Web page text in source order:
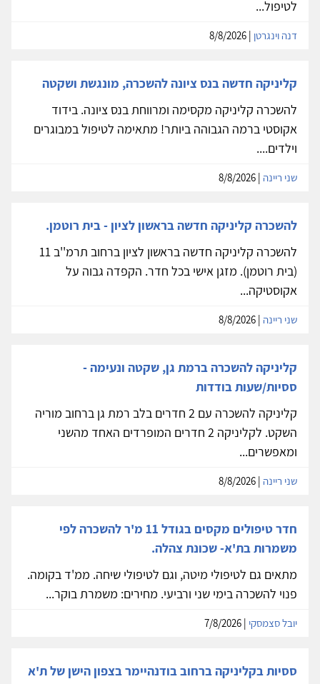
לטיפול...
דנה וינגרטן
קליניקה חדשה בנס ציונה להשכרה, מונגשת ושקטה
להשכרה קליניקה מקסימה ומרווחת בנס ציונה. בידוד
אקוסטי ברמה הגבוהה ביותר! מתאימה לטיפול במבוגרים
וילדים....
שני ריינה
להשכרה קליניקה חדשה בראשון לציון - בית רוטמן.
להשכרה קליניקה חדשה בראשון לציון ברחוב תרמ''ב 11
(בית רוטמן). מזגן אישי בכל חדר. הקפדה גבוה על
אקוסטיקה...
שני ריינה
קליניקה להשכרה ברמת גן, שקטה ונעימה -
ססיות/שעות בודדות
קליניקה להשכרה עם 2 חדרים בלב רמת גן ברחוב מוריה
השקט. לקליניקה 2 חדרים המופרדים האחד מהשני
ומאפשרים...
שני ריינה
חדר טיפולים מקסים בגודל 11 מ'ר להשכרה לפי
משמרות בת'א- שכונת צהלה.
מתאים גם לטיפולי מיטה, וגם לטיפולי שיחה. ממ'ד בקומה.
פנוי להשכרה בימי שני ורביעי. מחירים: משמרת בוקר...
יובל סצמסקי
ססיות בקליניקה ברחוב בודנהיימר בצפון הישן של ת'א